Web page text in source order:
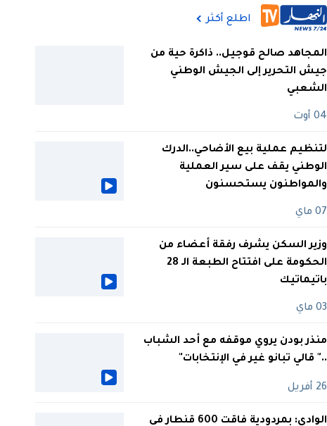
اطلع أكثر
المجاهد صالح قوجيل.. ذاكرة حية من
جيش التحرير إلى الجيش الوطني
الشعبي
04 أوت
لتنظيم عملية بيع الأضاحي..الدرك
الوطني يقف على سير العملية
والمواطنون يستحسنون
07 ماي
وزير السكن يشرف رفقة أعضاء من
الحكومة على افتتاح الطبعة الـ 28
باتيماتيك
03 ماي
منذر بودن يروي موقفه مع أحد الشباب
.." قالي تبانو غير في الإنتخابات"
26 أفريل
الوادي: بمردودية فاقت 600 قنطار في